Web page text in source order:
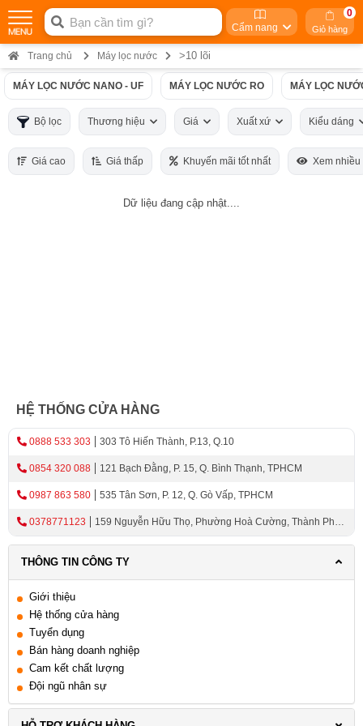
Cẩm nang Giỏ hàng
0
Trang chủ Máy lọc nước >10 lõi
MÁY LỌC NƯỚC NANO - UF MÁY LỌC NƯỚC RO MÁY LỌC
Bộ lọc Thương hiệu Giá Xuất xứ Kiểu dáng
Giá cao Giá thấp Khuyến mãi tốt nhất Xem nhiều
Dữ liệu đang cập nhật....
HỆ THỐNG CỬA HÀNG
0888 533 303 303 Tô Hiến Thành, P.13, Q.10
0854 320 088 121 Bạch Đằng, P. 15, Q. Bình Thạnh, TPHCM
0987 863 580 535 Tân Sơn, P. 12, Q. Gò Vấp, TPHCM
0378771123
159 Nguyễn Hữu Thọ, Phường Hoà Cường, Thành Phố
THÔNG TIN CÔNG TY
Giới thiệu
Hệ thống cửa hàng
Tuyển dụng
Bán hàng doanh nghiệp
Cam kết chất lượng
Đội ngũ nhân sự